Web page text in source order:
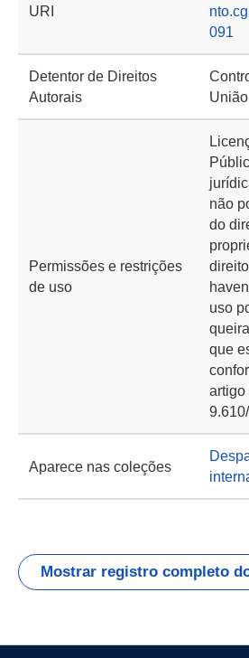
URI
091
Detentor de Direitos
Autorais
Permissões e restrições
de uso
não
do
uso
que
artigo
Aparece nas coleções
Mostrar registro completo